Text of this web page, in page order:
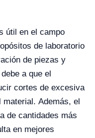
útil en el campo
de laboratorio
de piezas y
a que el
cortes de excesiva
material. Además, el
de cantidades más
en mejores